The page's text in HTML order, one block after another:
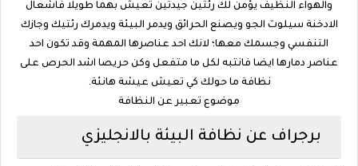
والهواء النظيف يؤمن لك رئتين جيدتين تعيش بهما طويلا فاشعال
الادخنة سيلوث الجو ويصنع الحرائق ويدمر البيئة ويدمرك رئتيك وجازك
التنفسي وجسمك معها؛ لانك احد عناصرها المهمة وقد تكون احد
عناصر دمارها ايضا فانتبه لكل ما متفعل وكن حريصا اشد الحرص على
نظافة ما حولك كي تعيش عيشة هانئة.
موضوع تعبير عن النظافة
برجراف عن نظافة البيئة بالانجليزي